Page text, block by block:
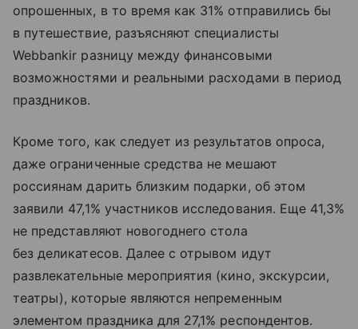
опрошенных, в то время как 31% отправились бы
в путешествие, разъясняют специалисты
Webbankir разницу между финансовыми
возможностями и реальными расходами в период
праздников.
Кроме того, как следует из результатов опроса,
даже ограниченные средства не мешают
россиянам дарить близким подарки, об этом
заявили 47,1% участников исследования. Еще 41,3%
не представляют новогоднего стола
без деликатесов. Далее с отрывом идут
развлекательные мероприятия (кино, экскурсии,
театры), которые являются непременным
элементом праздника для 27,1% респондентов.